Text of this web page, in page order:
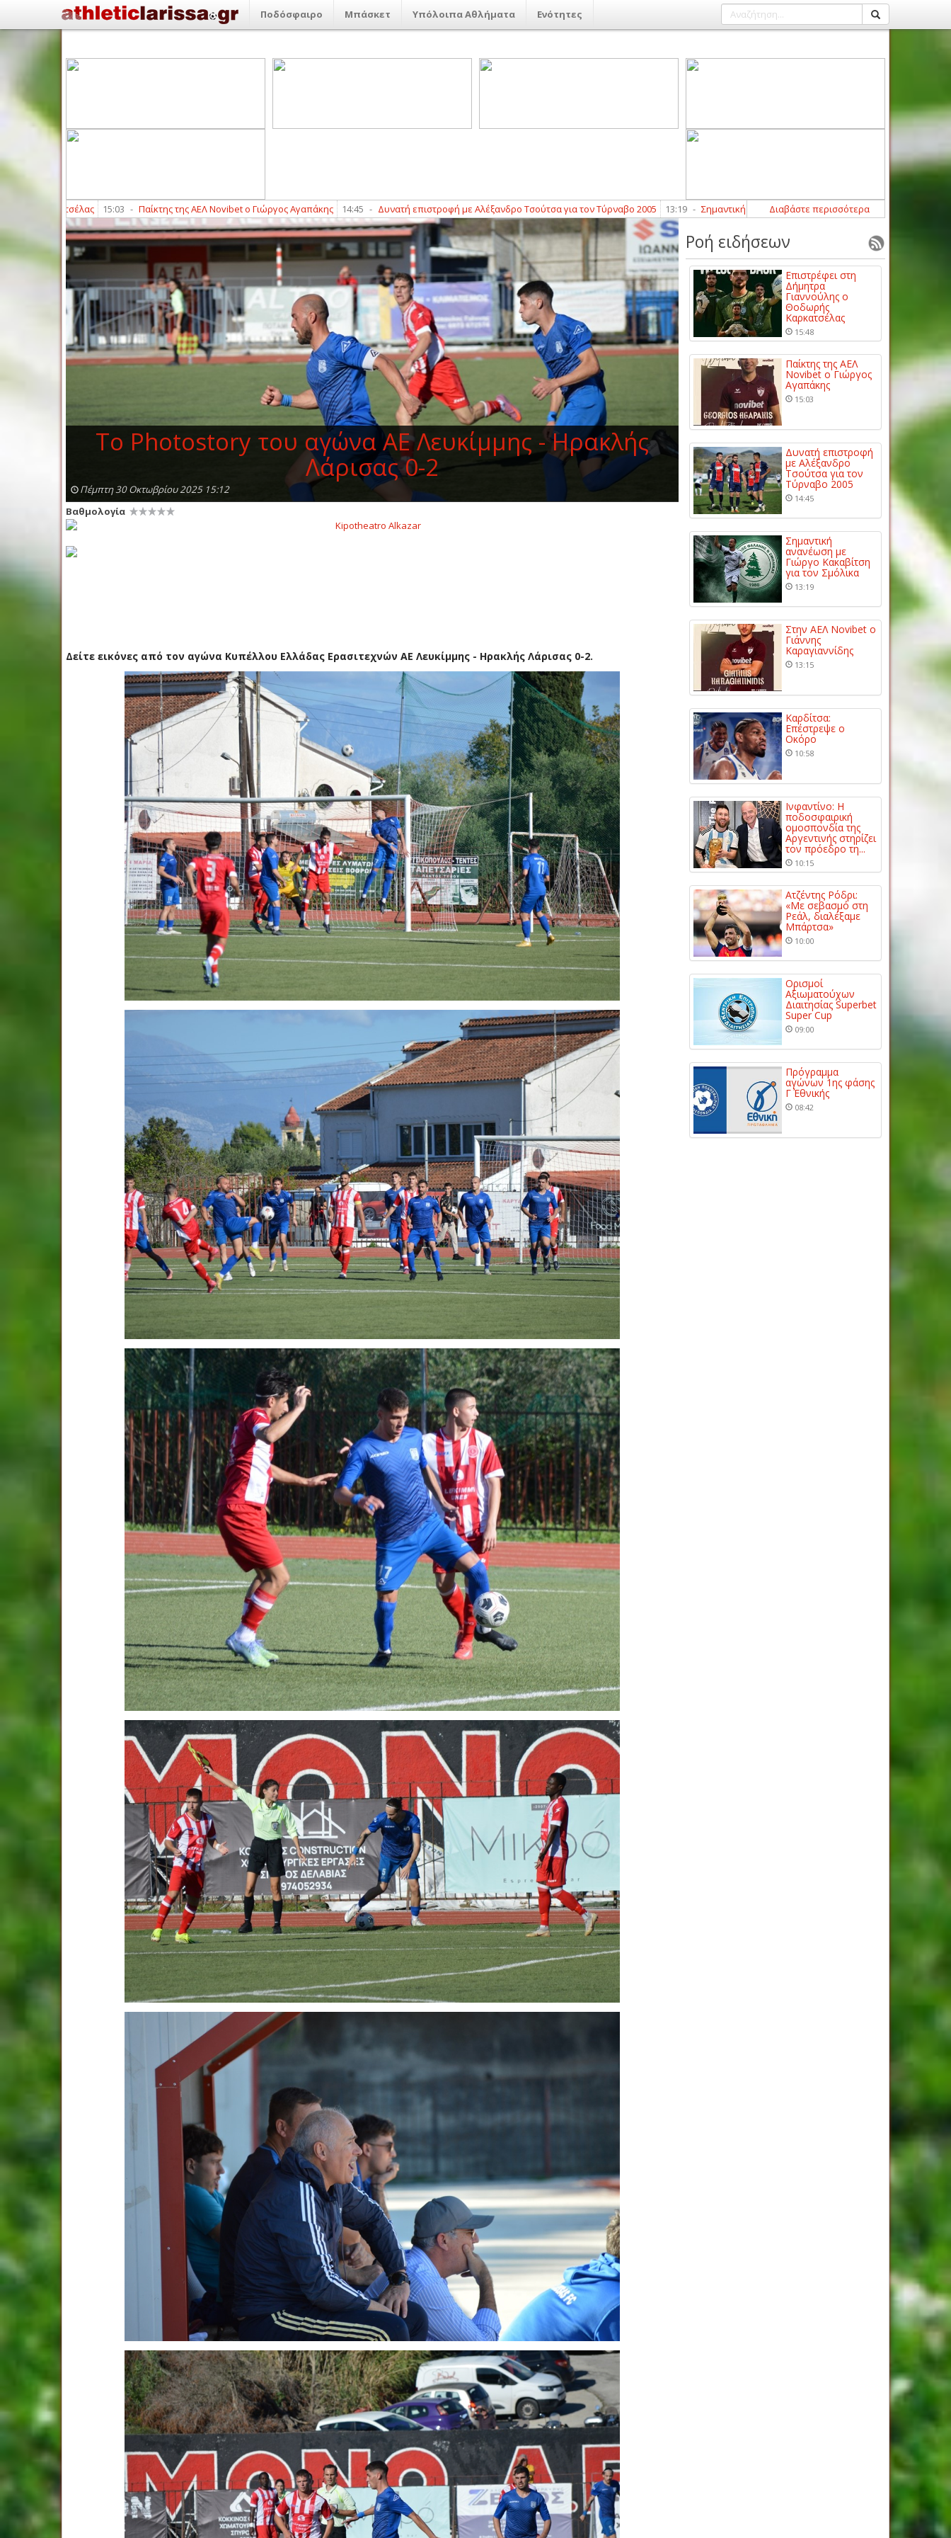
Ποδόσφαιρο Μπάσκετ Υπόλοιπα Αθλήματα Ενότητες
Παίκτης της ΑΕΛ Novibet ο Γιώργος Αγαπάκης 14:45 - Δυνατή επιστροφή με Αλέξανδρο Τσούτσα για τον Τύρναβο 2005 13:19 - Σημαντική ανανέωση με Γιώργο Κακαβίτση για τον Σμόλικα
Διαβάστε περισσότερα
To Photostory του αγώνα ΑΕ Λευκίμμης - Ηρακλής
Λάρισας 0-2
Πέμπτη 30 Οκτωβρίου 2025 15:12
Βαθμολογία
Δείτε εικόνες από τον αγώνα Κυπέλλου Ελλάδας Ερασιτεχνών ΑΕ Λευκίμμης - Ηρακλής Λάρισας 0-2.
Ροή ειδήσεων
Επιστρέφει στη
Δήμητρα
Γιαννούλης ο
Θοδωρής
Καρκατσέλας
15:48
Παίκτης της ΑΕΛ
Novibet ο Γιώργος
Αγαπάκης
15:03
Δυνατή επιστροφή
με Αλέξανδρο
Τσούτσα για τον
Τύρναβο 2005
14:45
Σημαντική
ανανέωση με
Γιώργο Κακαβίτση
για τον Σμόλικα
13:19
Στην ΑΕΛ Novibet ο
Γιάννης
Καραγιαννίδης
13:15
Καρδίτσα:
Επέστρεψε ο
Οκόρο
10:58
Ινφαντίνο: Η
ποδοσφαιρική
ομοσπονδία της
Αργεντινής στηρίζει
τον πρόεδρο τη...
10:15
Ατζέντης Ρόδρι:
«Με σεβασμό στη
Ρεάλ, διαλέξαμε
Μπάρτσα»
10:00
Ορισμοί
Αξιωματούχων
Διαιτησίας Superbet
Super Cup
09:00
Πρόγραμμα
αγώνων 1ης φάσης
Γ΄ Εθνικής
08:42